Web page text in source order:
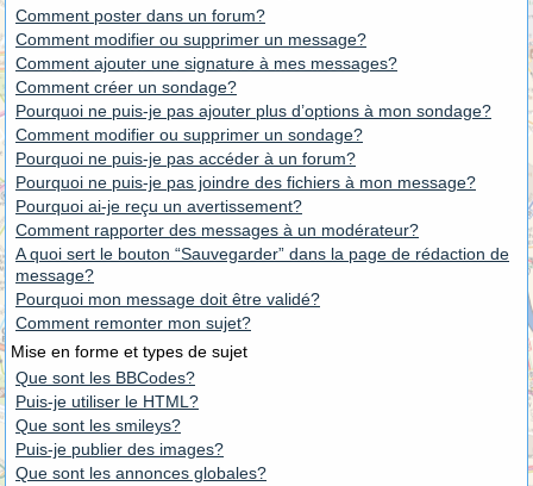
Comment poster dans un forum?
Comment modifier ou supprimer un message?
Comment ajouter une signature à mes messages?
Comment créer un sondage?
Pourquoi ne puis-je pas ajouter plus d’options à mon sondage?
Comment modifier ou supprimer un sondage?
Pourquoi ne puis-je pas accéder à un forum?
Pourquoi ne puis-je pas joindre des fichiers à mon message?
Pourquoi ai-je reçu un avertissement?
Comment rapporter des messages à un modérateur?
A quoi sert le bouton “Sauvegarder” dans la page de rédaction de
message?
Pourquoi mon message doit être validé?
Comment remonter mon sujet?
Mise en forme et types de sujet
Que sont les BBCodes?
Puis-je utiliser le HTML?
Que sont les smileys?
Puis-je publier des images?
Que sont les annonces globales?